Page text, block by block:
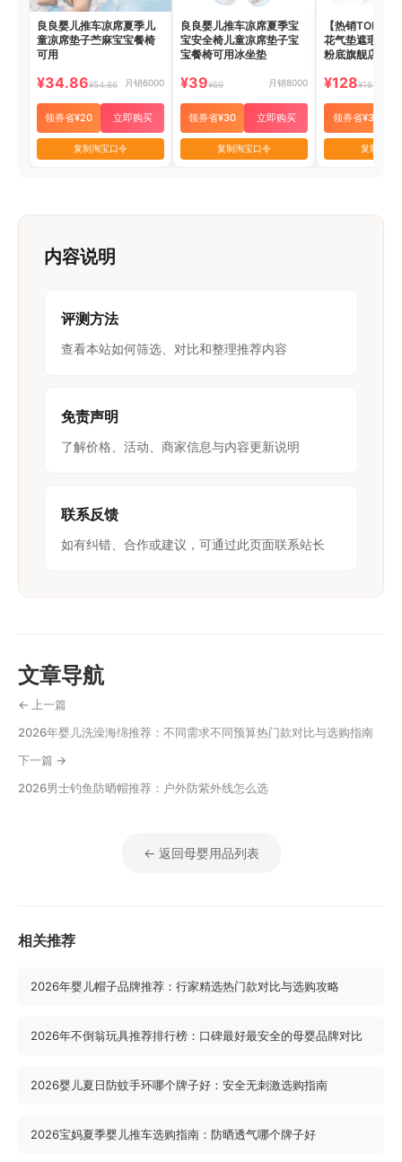
良良婴儿推车凉席夏季儿
童凉席垫子苎麻宝宝餐椅
可用
¥34.86¥54.86 月销6000
领券省¥20 立即购买
复制淘宝口令
良良婴儿推车凉席夏季宝
宝安全椅儿童凉席垫子宝
宝餐椅可用冰坐垫
¥39¥69 月销8000
领券省¥30 立即购买
复制淘宝口令
【热销TOP】
花气垫遮瑕持
粉底旗舰店正品
¥128¥165
领券省¥37
复制淘宝
内容说明
评测方法
查看本站如何筛选、对比和整理推荐内容
免责声明
了解价格、活动、商家信息与内容更新说明
联系反馈
如有纠错、合作或建议，可通过此页面联系站长
文章导航
← 上一篇
2026年婴儿洗澡海绵推荐：不同需求不同预算热门款对比与选购指南
下一篇 →
2026男士钓鱼防晒帽推荐：户外防紫外线怎么选
← 返回母婴用品列表
相关推荐
2026年婴儿帽子品牌推荐：行家精选热门款对比与选购攻略
2026年不倒翁玩具推荐排行榜：口碑最好最安全的母婴品牌对比
2026婴儿夏日防蚊手环哪个牌子好：安全无刺激选购指南
2026宝妈夏季婴儿推车选购指南：防晒透气哪个牌子好